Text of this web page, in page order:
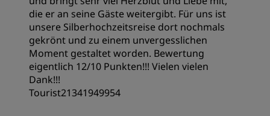
die er an seine Gäste weitergibt. Für uns ist
unsere Silberhochzeitsreise dort nochmals
gekrönt und zu einem unvergesslichen
Moment gestaltet worden. Bewertung
eigentlich 12/10 Punkten!!! Vielen vielen
Dank!!!
Tourist21341949954